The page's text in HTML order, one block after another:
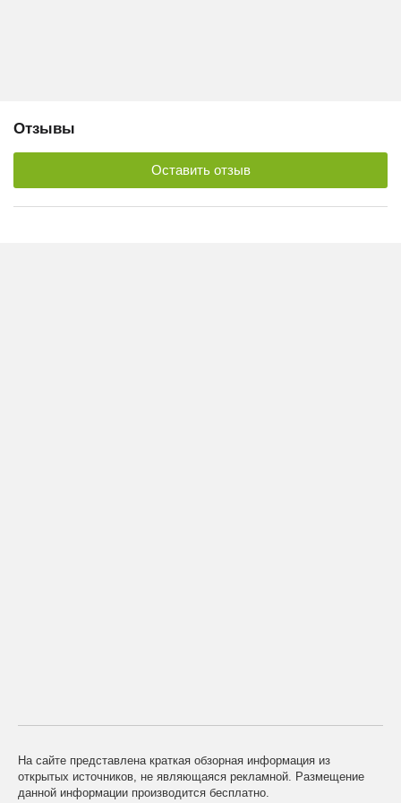
Отзывы
Оставить отзыв
На сайте представлена краткая обзорная информация из
открытых источников, не являющаяся рекламной. Размещение
данной информации производится бесплатно.